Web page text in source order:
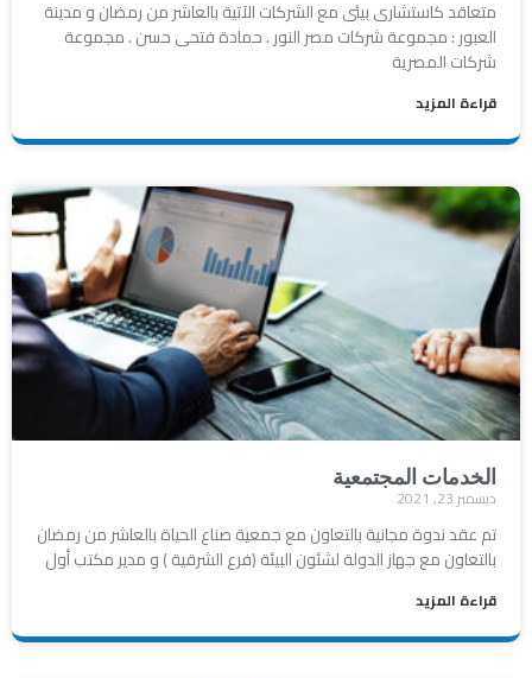
متعاقد كاستشارى بيئى مع الشركات الآتية بالعاشر من رمضان و مدينة
العبور : مجموعة شركات مصر النور . حمادة فتحى حسن . مجموعة
شركات المصرية
قراءة المزيد
الخدمات المجتمعية
ديسمبر 23, 2021
تم عقد ندوة مجانية بالتعاون مع جمعية صناع الحياة بالعاشر من رمضان
بالتعاون مع جهاز الدولة لشئون البيئة (فرع الشرقية ) و مدير مكتب أول
قراءة المزيد